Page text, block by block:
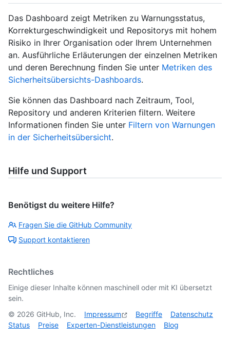
Das Dashboard zeigt Metriken zu Warnungsstatus,
Korrekturgeschwindigkeit und Repositorys mit hohem
Risiko in Ihrer Organisation oder Ihrem Unternehmen
an. Ausführliche Erläuterungen der einzelnen Metriken
und deren Berechnung finden Sie unter Metriken des
Sicherheitsübersichts-Dashboards.
Sie können das Dashboard nach Zeitraum, Tool,
Repository und anderen Kriterien filtern. Weitere
Informationen finden Sie unter Filtern von Warnungen
in der Sicherheitsübersicht.
Hilfe und Support
Benötigst du weitere Hilfe?
Fragen Sie die GitHub Community
Support kontaktieren
Rechtliches
Einige dieser Inhalte können maschinell oder mit KI übersetzt
sein.
© 2026 GitHub, Inc. Impressum Begriffe
Datenschutz
Status
Preise Experten-Dienstleistungen Blog